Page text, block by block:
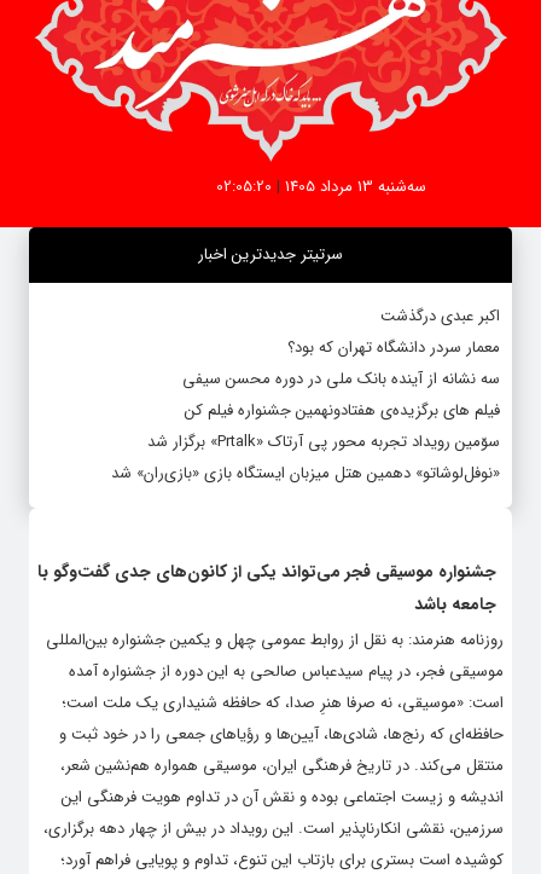
سه‌شنبه 13 مرداد 1405 |
02:05:21
سرتیتر جدیدترین اخبار
اکبر عبدی درگذشت
معمار سردر دانشگاه تهران که بود؟
سه نشانه از آینده بانک ملی در دوره محسن سیفی
فیلم های برگزیده‌ی هفتادونهمین جشنواره فیلم کن
سوّمین رویداد تجربه محور پی آرتاک «Prtalk» برگزار شد
«نوفل‌لوشاتو» دهمین هتل میزبان ایستگاه بازی «بازی‌ران» شد
جشنواره موسیقی فجر می‌تواند یکی از کانون‌های جدی گفت‌وگو با
جامعه باشد
روزنامه هنرمند: به نقل از روابط عمومی چهل و یکمین جشنواره بین‌المللی
موسیقی فجر، در پیام سیدعباس صالحی به این دوره از جشنواره آمده
است: «موسیقی، نه صرفا هنرِ صدا، که حافظه‌ شنیداری یک ملت است؛
حافظه‌ای که رنج‌ها، شادی‌ها، آیین‌ها و رؤیاهای جمعی را در خود ثبت و
منتقل می‌کند. در تاریخ فرهنگی ایران، موسیقی همواره هم‌نشین شعر،
اندیشه و زیست اجتماعی بوده و نقش آن در تداوم هویت فرهنگی این
سرزمین، نقشی انکارناپذیر است. این رویداد در بیش از چهار دهه برگزاری،
کوشیده است بستری برای بازتاب این تنوع، تداوم و پویایی فراهم آورد؛